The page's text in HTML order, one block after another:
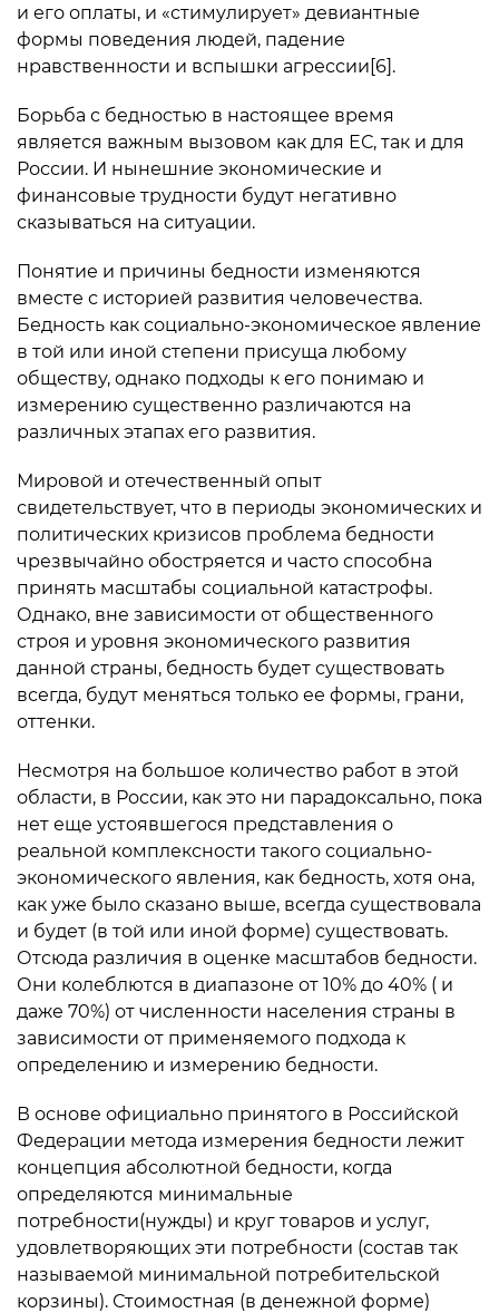
и его оплаты, и «стимулирует» девиантные
формы поведения людей, падение
нравственности и вспышки агрессии[6].
Борьба с бедностью в настоящее время
является важным вызовом как для ЕС, так и для
России. И нынешние экономические и
финансовые трудности будут негативно
сказываться на ситуации.
Понятие и причины бедности изменяются
вместе с историей развития человечества.
Бедность как социально-экономическое явление
в той или иной степени присуща любому
обществу, однако подходы к его понимаю и
измерению существенно различаются на
различных этапах его развития.
Мировой и отечественный опыт
свидетельствует, что в периоды экономических и
политических кризисов проблема бедности
чрезвычайно обостряется и часто способна
принять масштабы социальной катастрофы.
Однако, вне зависимости от общественного
строя и уровня экономического развития
данной страны, бедность будет существовать
всегда, будут меняться только ее формы, грани,
оттенки.
Несмотря на большое количество работ в этой
области, в России, как это ни парадоксально, пока
нет еще устоявшегося представления о
реальной комплексности такого социально-
экономического явления, как бедность, хотя она,
как уже было сказано выше, всегда существовала
и будет (в той или иной форме) существовать.
Отсюда различия в оценке масштабов бедности.
Они колеблются в диапазоне от 10% до 40% ( и
даже 70%) от численности населения страны в
зависимости от применяемого подхода к
определению и измерению бедности.
В основе официально принятого в Российской
Федерации метода измерения бедности лежит
концепция абсолютной бедности, когда
определяются минимальные
потребности(нужды) и круг товаров и услуг,
удовлетворяющих эти потребности (состав так
называемой минимальной потребительской
корзины). Стоимостная (в денежной форме)